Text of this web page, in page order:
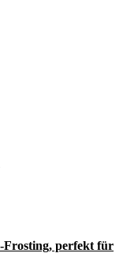
Frosting, perfekt für